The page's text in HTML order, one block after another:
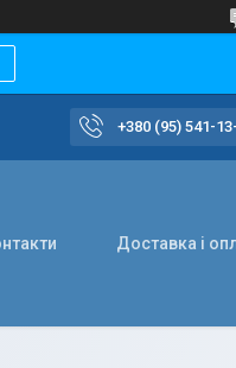
+380 (95) 541-
Доставка і